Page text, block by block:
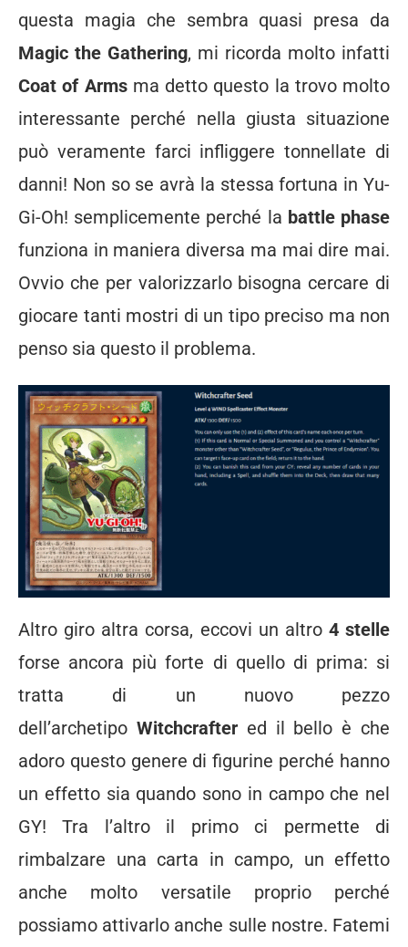
questa magia che sembra quasi presa da
Magic the Gathering, mi ricorda molto infatti
Coat of Armsma detto questo la trovo molto
interessante perché nella giusta situazione
può veramente farci infliggere tonnellate di
danni! Non so se avrà la stessa fortuna in Yu-
Gi-Oh! semplicemente perché la battle phase
funziona in maniera diversa ma mai dire mai.
Ovvio che per valorizzarlo bisogna cercare di
giocare tanti mostri di un tipo preciso ma non
penso sia questo il problema.
Altro giro altra corsa, eccovi un altro4 stelle
forse ancora più forte di quello di prima: si
tratta di un nuovo pezzo
dell’archetipo Witchcraftered il bello è che
adoro questo genere di figurine perché hanno
un effetto sia quando sono in campo che nel
GY! Tra l’altro il primo ci permette di
rimbalzare una carta in campo, un effetto
anche molto versatile proprio perché
possiamo attivarlo anche sulle nostre. Fatemi